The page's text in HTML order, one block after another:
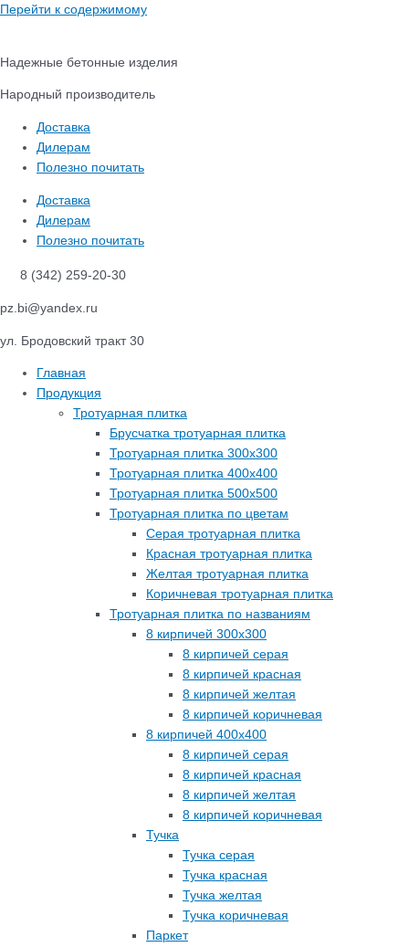
Перейти к содержимому
Надежные бетонные изделия
Народный производитель
Доставка
Дилерам
Полезно почитать
Доставка
Дилерам
Полезно почитать
8 (342) 259-20-30
pz.bi@yandex.ru
ул. Бродовский тракт 30
Главная
Продукция
Тротуарная плитка
Брусчатка тротуарная плитка
Тротуарная плитка 300х300
Тротуарная плитка 400х400
Тротуарная плитка 500х500
Тротуарная плитка по цветам
Серая тротуарная плитка
Красная тротуарная плитка
Желтая тротуарная плитка
Коричневая тротуарная плитка
Тротуарная плитка по названиям
8 кирпичей 300х300
8 кирпичей серая
8 кирпичей красная
8 кирпичей желтая
8 кирпичей коричневая
8 кирпичей 400х400
8 кирпичей серая
8 кирпичей красная
8 кирпичей желтая
8 кирпичей коричневая
Тучка
Тучка серая
Тучка красная
Тучка желтая
Тучка коричневая
Паркет